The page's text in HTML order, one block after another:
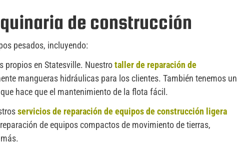
de construcción
pesados, incluyendo:
propios en Statesville. Nuestrotaller de reparación de
mangueras hidráulicas para los clientes. También tenemos un
que hace que el mantenimiento de la flota fácil.
servicios de reparación de equipos de construcción ligera
de equipos compactos de movimiento de tierras,